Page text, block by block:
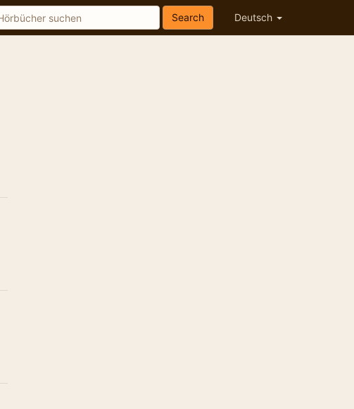
Deutsch
Search